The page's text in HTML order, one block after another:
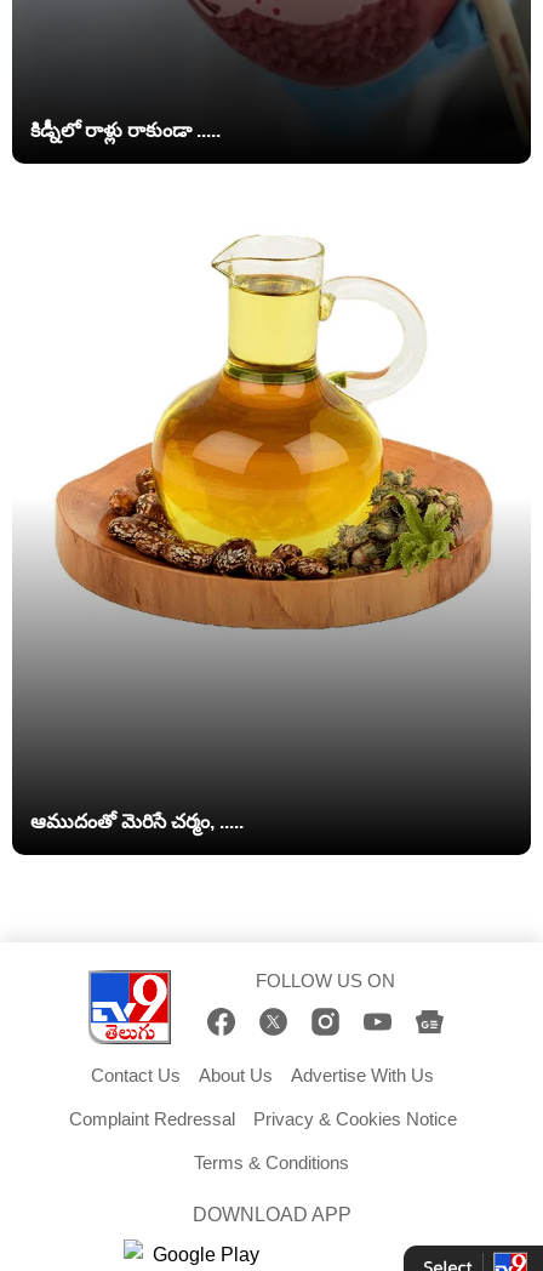
కిడ్నీలో రాళ్లు రాకుండా .....
ఆముదంతో మెరిసే చర్మం, .....
FOLLOW US ON
Contact Us About Us Advertise With Us
Complaint Redressal Privacy & Cookies Notice
Terms & Conditions
DOWNLOAD APP